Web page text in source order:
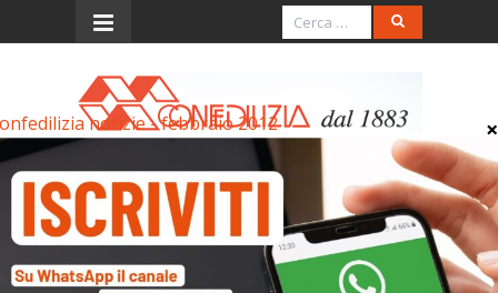
Menu
Confedilizia notizie –
febbraio 2012
notizie - febbraio 2012